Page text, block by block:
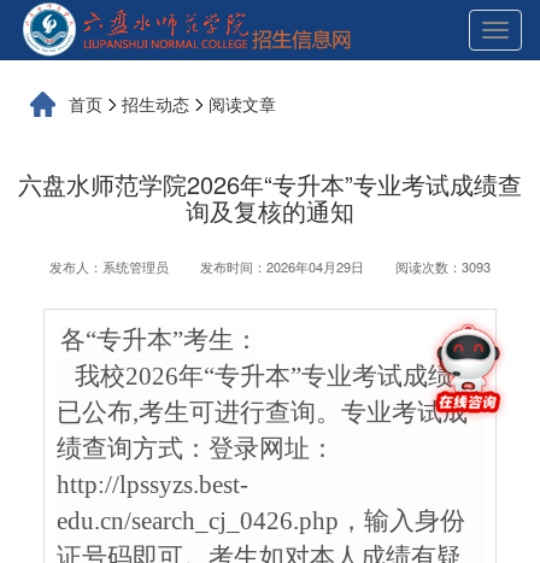
展
开
首页 招生动态 阅读文章
六盘水师范学院2026年“专升本”专业考试成绩查
询及复核的通知
发布人：系统管理员 发布时间：2026年04月29日 阅读次数：3093
各“专升本”考生：
我校2026年“专升本”专业考试成绩现
已公布,考生可进行查询。 专业考试成
绩查询方式：登录网址：
http://lpssyzs.best-
edu.cn/search_cj_0426.php，输入身份
证号码即可。考生如对本人成绩有疑